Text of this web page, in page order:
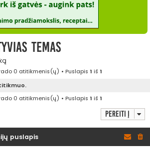
temas
0 atitikmenis(ų) • Puslapis 1 iš 1
0 atitikmenis(ų) • Puslapis 1 iš 1
Pereiti į
puslapis